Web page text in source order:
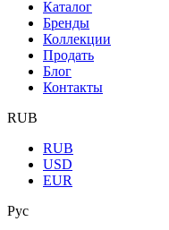
Каталог
Бренды
Коллекции
Продать
Блог
Контакты
RUB
RUB
USD
EUR
Рус